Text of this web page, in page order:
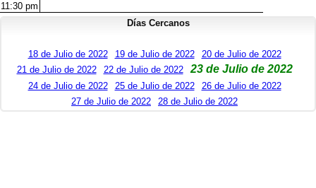
11:30 pm
Días Cercanos
18 de Julio de 2022 19 de Julio de 2022
20 de Julio de 2022
21 de Julio de 2022
22 de Julio de 2022 23 de Julio de 2022
24 de Julio de 2022 25 de Julio de 2022
26 de Julio de 2022
27 de Julio de 2022
28 de Julio de 2022